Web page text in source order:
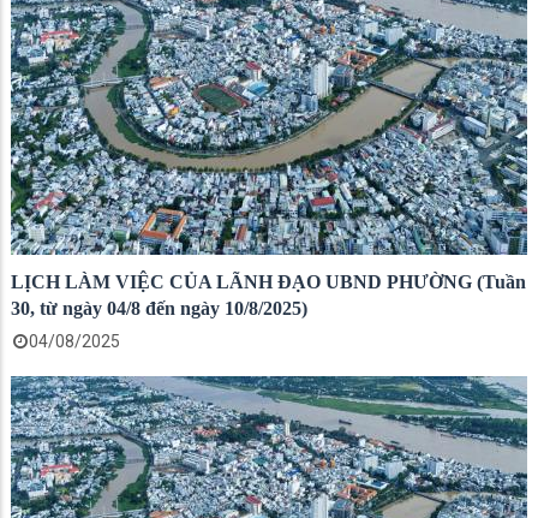
LỊCH LÀM VIỆC CỦA LÃNH ĐẠO UBND PHƯỜNG (Tuần
30, từ ngày 04/8 đến ngày 10/8/2025)
04/08/2025